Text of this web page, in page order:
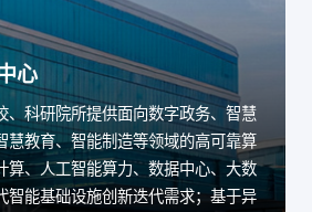
心
、科研院所提供面向数字政务、智慧
慧教育、智能制造等领域的高可靠算
算、人工智能算力、数据中心、大数
智能基础设施创新迭代需求；基于异